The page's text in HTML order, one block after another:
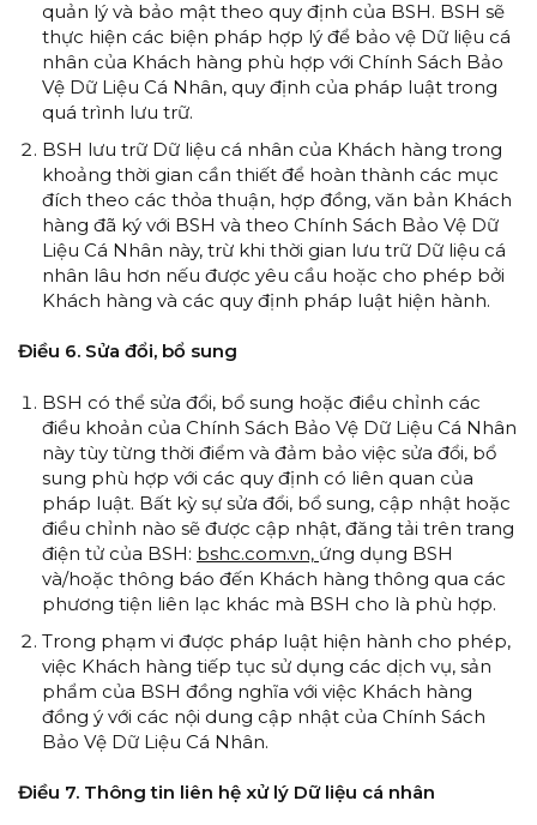
quản lý và bảo mật theo quy định của BSH. BSH sẽ
thực hiện các biện pháp hợp lý để bảo vệ Dữ liệu cá
nhân của Khách hàng phù hợp với Chính Sách Bảo
Vệ Dữ Liệu Cá Nhân, quy định của pháp luật trong
quá trình lưu trữ.
BSH lưu trữ Dữ liệu cá nhân của Khách hàng trong
khoảng thời gian cần thiết để hoàn thành các mục
đích theo các thỏa thuận, hợp đồng, văn bản Khách
hàng đã ký với BSH và theo Chính Sách Bảo Vệ Dữ
Liệu Cá Nhân này, trừ khi thời gian lưu trữ Dữ liệu cá
nhân lâu hơn nếu được yêu cầu hoặc cho phép bởi
Khách hàng và các quy định pháp luật hiện hành.
Điều 6. Sửa đổi, bổ sung
BSH có thể sửa đổi, bổ sung hoặc điều chỉnh các
điều khoản của Chính Sách Bảo Vệ Dữ Liệu Cá Nhân
này tùy từng thời điểm và đảm bảo việc sửa đổi, bổ
sung phù hợp với các quy định có liên quan của
pháp luật. Bất kỳ sự sửa đổi, bổ sung, cập nhật hoặc
điều chỉnh nào sẽ được cập nhật, đăng tải trên trang
điện tử của BSH: bshc.com.vn, ứng dụng BSH
và/hoặc thông báo đến Khách hàng thông qua các
phương tiện liên lạc khác mà BSH cho là phù hợp.
Trong phạm vi được pháp luật hiện hành cho phép,
việc Khách hàng tiếp tục sử dụng các dịch vụ, sản
phẩm của BSH đồng nghĩa với việc Khách hàng
đồng ý với các nội dung cập nhật của Chính Sách
Bảo Vệ Dữ Liệu Cá Nhân.
Điều 7. Thông tin liên hệ xử lý Dữ liệu cá nhân